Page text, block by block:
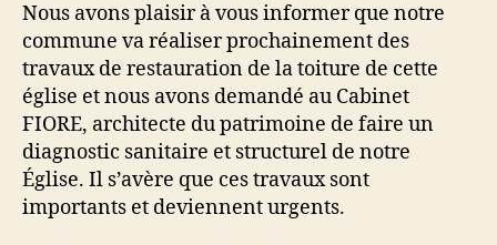
Nous avons plaisir à vous informer que notre
commune va réaliser prochainement des
travaux de restauration de la toiture de cette
église et nous avons demandé au Cabinet
FIORE, architecte du patrimoine de faire un
diagnostic sanitaire et structurel de notre
Église. Il s’avère que ces travaux sont
importants et deviennent urgents.